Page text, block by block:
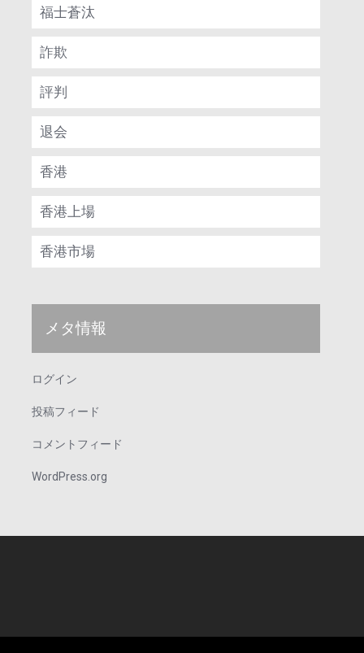
福士蒼汰
詐欺
評判
退会
香港
香港上場
香港市場
メタ情報
ログイン
投稿フィード
コメントフィード
WordPress.org